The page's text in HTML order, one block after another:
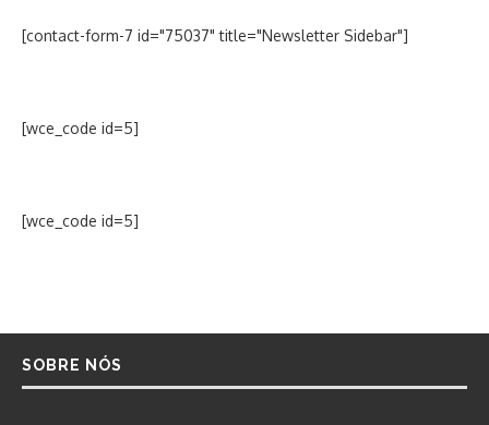
[contact-form-7 id="75037" title="Newsletter Sidebar"]
[wce_code id=5]
[wce_code id=5]
SOBRE NÓS